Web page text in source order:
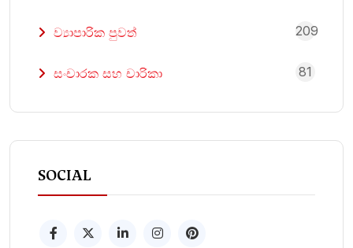
ව්‍යාපාරික පුවත් 209
සංචාරක සහ චාරිකා 81
SOCIAL